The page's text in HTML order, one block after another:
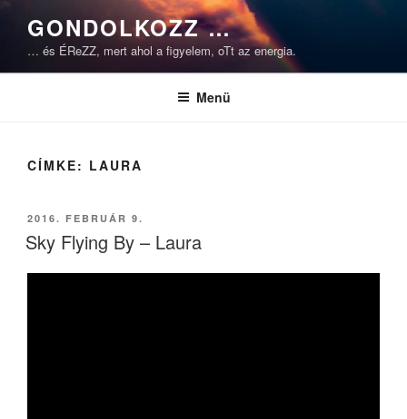
Tartalomhoz
GONDOLKOZZ …
… és ÉReZZ, mert ahol a figyelem, oTt az energia.
Menü
CÍMKE: LAURA
BEKÜLDVE:
2016. FEBRUÁR 9.
Sky Flying By – Laura